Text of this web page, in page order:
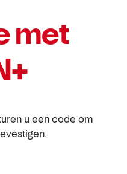
met
u een code om